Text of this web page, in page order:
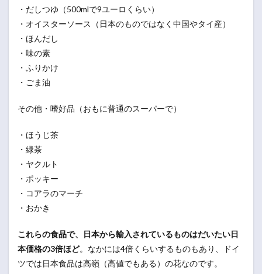
・だしつゆ（500mlで9ユーロくらい）
・オイスターソース（日本のものではなく中国やタイ産）
・ほんだし
・味の素
・ふりかけ
・ごま油
その他・嗜好品（おもに普通のスーパーで）
・ほうじ茶
・緑茶
・ヤクルト
・ポッキー
・コアラのマーチ
・おかき
これらの食品で、日本から輸入されているものはだいたい日
本価格の3倍ほど。なかには4倍くらいするものもあり、ドイ
ツでは日本食品は高嶺（高値でもある）の花なのです。